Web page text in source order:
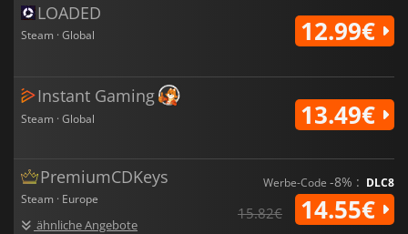
LOADED
Steam · Global 12.99€
Instant Gaming
Steam · Global 13.49€
PremiumCDKeys
Steam · Europe
ähnliche Angebote
Werbe-Code -8% : DLC8
15.82€ 14.55€